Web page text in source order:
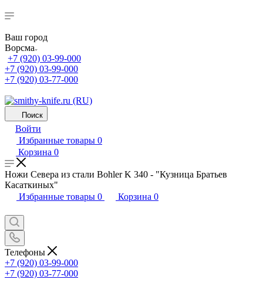
Ваш город
Ворсма
+7 (920) 03-99-000
+7 (920) 03-99-000
+7 (920) 03-77-000
Поиск
Войти
Избранные товары 0
Корзина 0
Ножи Севера из стали Bohler K 340 - "Кузница Братьев
Касаткиных"
Избранные товары 0 Корзина 0
Телефоны
+7 (920) 03-99-000
+7 (920) 03-77-000